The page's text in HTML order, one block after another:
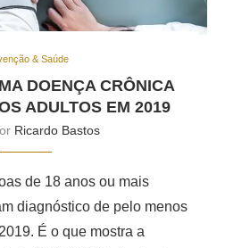
& Saúde
DOENÇA CRÔNICA
ADULTOS EM 2019
Ricardo Bastos
de 18 anos ou mais
diagnóstico de pelo menos
É o que mostra a